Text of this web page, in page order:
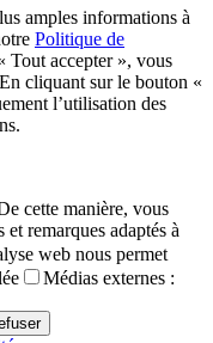
amples informations à
Politique de
Tout accepter », vous
cliquant sur le bouton «
l’utilisation des
cette manière, vous
remarques adaptés à
web nous permet
Médias externes :